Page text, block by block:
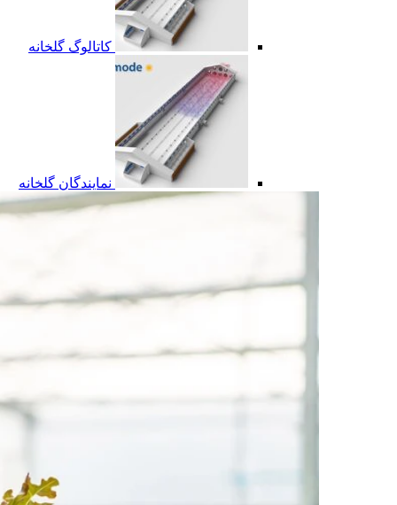
کاتالوگ گلخانه
نمایندگان گلخانه